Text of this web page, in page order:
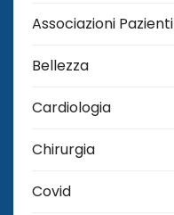
Associazioni Pazienti
Bellezza
Cardiologia
Chirurgia
Covid